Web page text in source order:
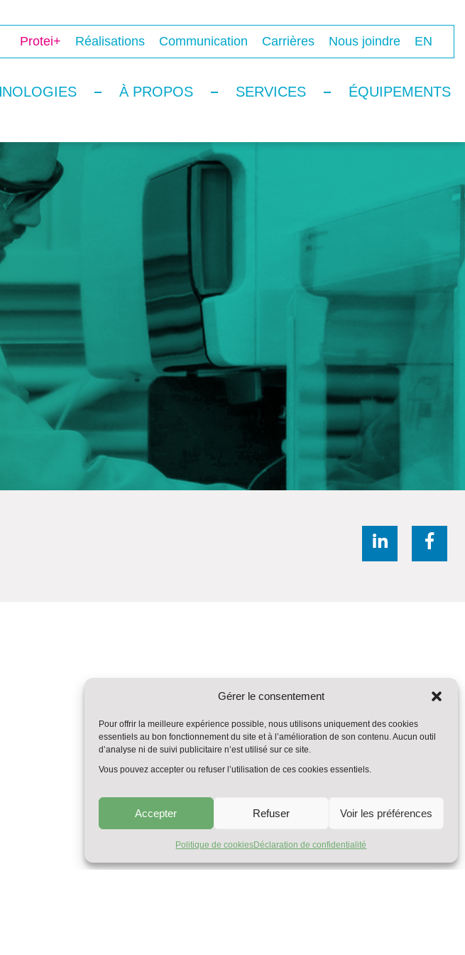
Gérer le consentement
Pour offrir la meilleure expérience possible, nous utilisons uniquement des cookies
essentiels au bon fonctionnement du site et à l’amélioration de son contenu. Aucun outil
d’analyse ni de suivi publicitaire n’est utilisé sur ce site.
Vous pouvez accepter ou refuser l’utilisation de ces cookies essentiels.
Accepter Refuser Voir les préférences
Politique de cookiesDéclaration de confidentialité
Protei+ Réalisations Communication Carrières Nous joindre EN
À PROPOS SERVICES ÉQUIPEMENTS